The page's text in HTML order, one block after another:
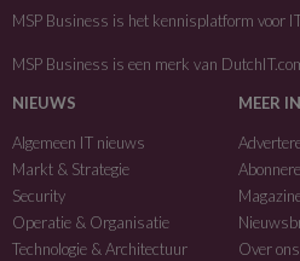
MSP Business is het kennisplatform voor
MSP Business is een merk van
NIEUWS
Algemeen IT nieuws
Markt & Strategie
Security
Operatie & Organisatie
Technologie & Architectuur
MEER
Over ons